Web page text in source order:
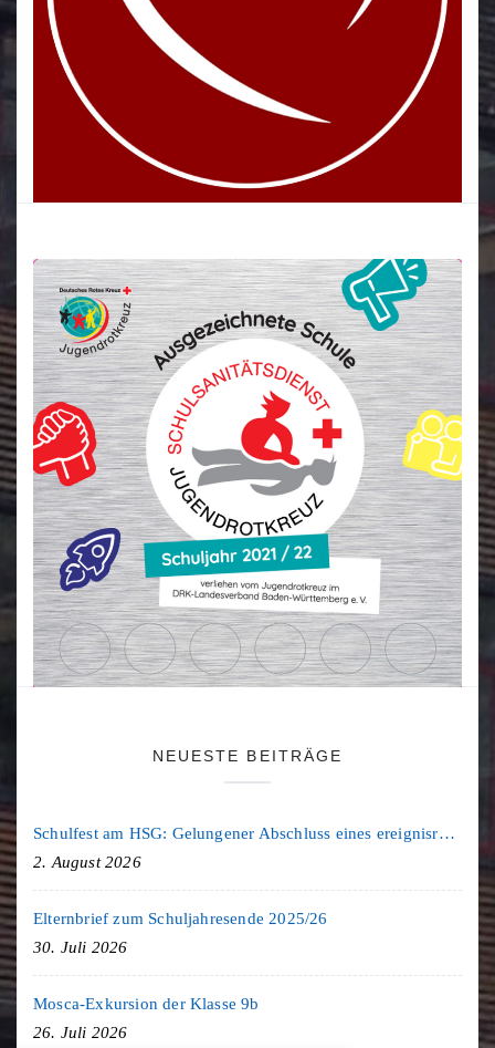
NEUESTE BEITRÄGE
Schulfest am HSG: Gelungener Abschluss eines ereignisreichen Schuljahres
2. August 2026
Elternbrief zum Schuljahresende 2025/26
30. Juli 2026
Mosca-Exkursion der Klasse 9b
26. Juli 2026